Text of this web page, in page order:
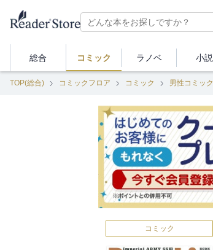
総合 コミック ラノベ 小説
TOP(総合) コミックフロア コミック 男性コミック
コミック